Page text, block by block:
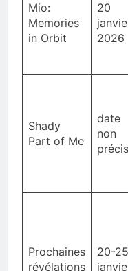
Mio:
Memories
in Orbit
20
2026
Shady
Part of Me
date
non
Prochaines
révélations
20-25